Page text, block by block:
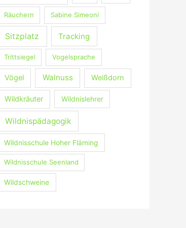
Räuchern Sabine Simeoni
Sitzplatz Tracking
Trittsiegel Vogelsprache
Vögel Walnuss Weißdorn
Wildkräuter Wildnislehrer
Wildnispädagogik
Wildnisschule Hoher Fläming
Wildnisschule Seenland
Wildschweine